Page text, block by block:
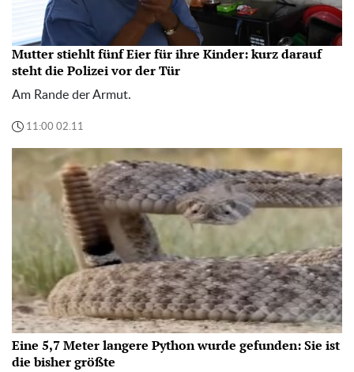
Mutter stiehlt fünf Eier für ihre Kinder: kurz darauf
steht die Polizei vor der Tür
Am Rande der Armut.
11:00 02.11
Eine 5,7 Meter langere Python wurde gefunden: Sie ist
die bisher größte